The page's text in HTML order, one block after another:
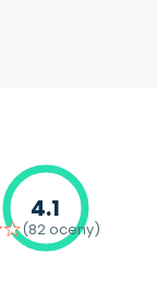
4.1
(82 oceny)